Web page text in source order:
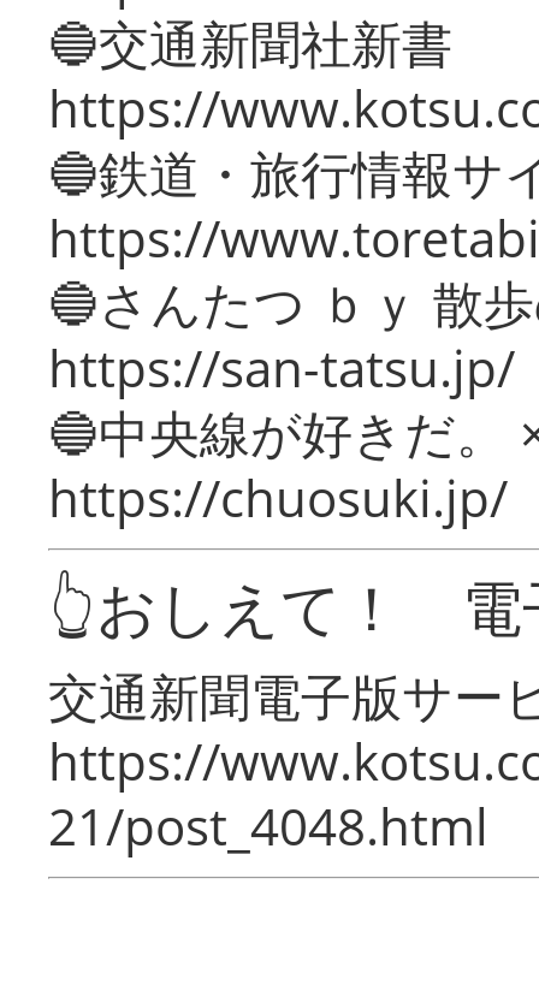
🔵交通新聞社新書
https://
🔵鉄道・旅行情報サ
https://
🔵さんたつ ｂｙ 散
https://san-tatsu.jp/
🔵中央線が好きだ。
https://chuosuki.jp/
👆おしえて！ 電
交通新聞電子版サー
https://
21/post_4048.html